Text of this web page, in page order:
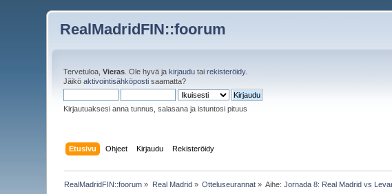
RealMadridFIN::foorum
Tervetuloa,Vieras . Ole hyvä jakirjaudu tairekisteröidy.
Jäiköaktivointisähköposti saamatta?
Kirjautuaksesi anna tunnus, salasana ja istuntosi pituus
Etusivu Ohjeet Kirjaudu Rekisteröidy
RealMadridFIN::foorum » Real Madrid» Otteluseurannat » Aihe:Jornada 8: Real Madrid vs